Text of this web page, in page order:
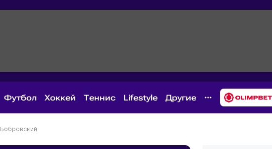
Футбол Хоккей Теннис Lifestyle Другие